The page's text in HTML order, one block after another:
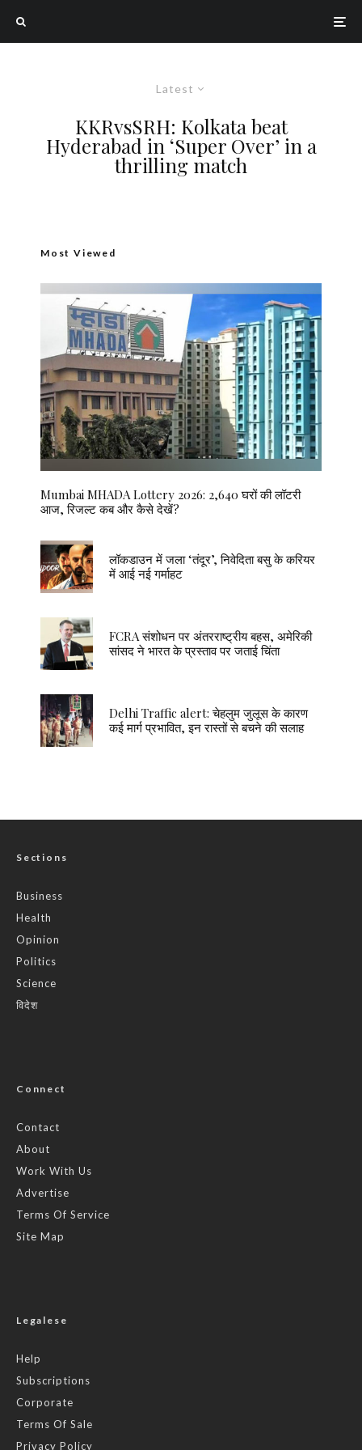
Latest
KKRvsSRH: Kolkata beat
Hyderabad in ‘Super Over’ in a
thrilling match
Most Viewed
Mumbai MHADA Lottery 2026: 2,640 घरों की लॉटरी
आज, रिजल्ट कब और कैसे देखें?
लॉकडाउन में जला ‘तंदूर’, निवेदिता बसु के करियर
में आई नई गर्माहट
FCRA संशोधन पर अंतरराष्ट्रीय बहस, अमेरिकी
सांसद ने भारत के प्रस्ताव पर जताई चिंता
Delhi Traffic alert: चेहलुम जुलूस के कारण
कई मार्ग प्रभावित, इन रास्तों से बचने की सलाह
Sections
Business
Health
Opinion
Politics
Science
विदेश
Connect
Contact
About
Work With Us
Advertise
Terms Of Service
Site Map
Legalese
Help
Subscriptions
Corporate
Terms Of Sale
Privacy Policy